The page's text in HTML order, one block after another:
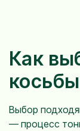
Как
Выбор
— процесс